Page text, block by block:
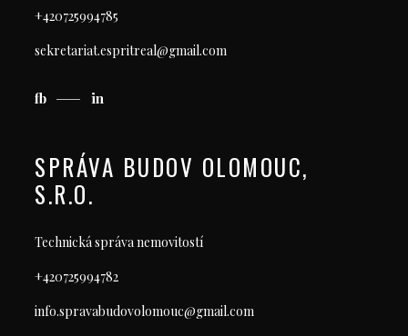
+420725994785
sekretariat.espritreal@gmail.com
fb in
SPRÁVA BUDOV OLOMOUC,
S.R.O.
Technická správa nemovitostí
+420725994782
info.spravabudovolomouc@gmail.com